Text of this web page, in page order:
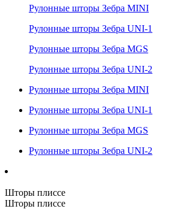
Рулонные шторы Зебра MINI
Рулонные шторы Зебра UNI-1
Рулонные шторы Зебра MGS
Рулонные шторы Зебра UNI-2
Рулонные шторы Зебра MINI
Рулонные шторы Зебра UNI-1
Рулонные шторы Зебра MGS
Рулонные шторы Зебра UNI-2
Шторы плиссе
Шторы плиссе